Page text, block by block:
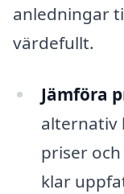
anledningar
värdefullt.
Jämföra
alternativ
priser
klar